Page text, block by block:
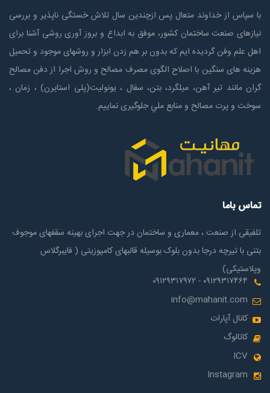
با سپاس از خداوند متعال پس ازچندين سال تلاش خستگی ناپذير و بررسی
نیازهای صنعت ساختمان كشور، موفق به ابداع و بروز آوری روشی آشنا برای
اهل علم وفن گردیده ایم که بدون بر هم زدن ابزار و روشهای موجود و تحمیل
هزینه های سنگین با اصلاح الگوی مصرف مصالح و روش اجرا از دفن مصالح
گران مانند تیر آهن، میلگرد، بتن، سفال ، یونولیت(پلی استايرن) ، زمان ،
سوخت و پرت مصالح و منابع ملي جلوگیری نماییم.
تماس باما
تلفیقی از صنعت ، معماری و ساختمان در جهت اجرای بهینه سقفهای موجوف
بتنی با تیرچه درجا بدون بلوک بوسیله قالبهای کامپوزیتی ( فایبرگلاس
وپلاستیکی)
۰۹۱۲۹۳۱۷۴۶۴ - ۰۹۱۲۹۳۱۷۹۷۲
info@mahanit.com
کانال آپارات
کاتالوگ
ICV
Instagram